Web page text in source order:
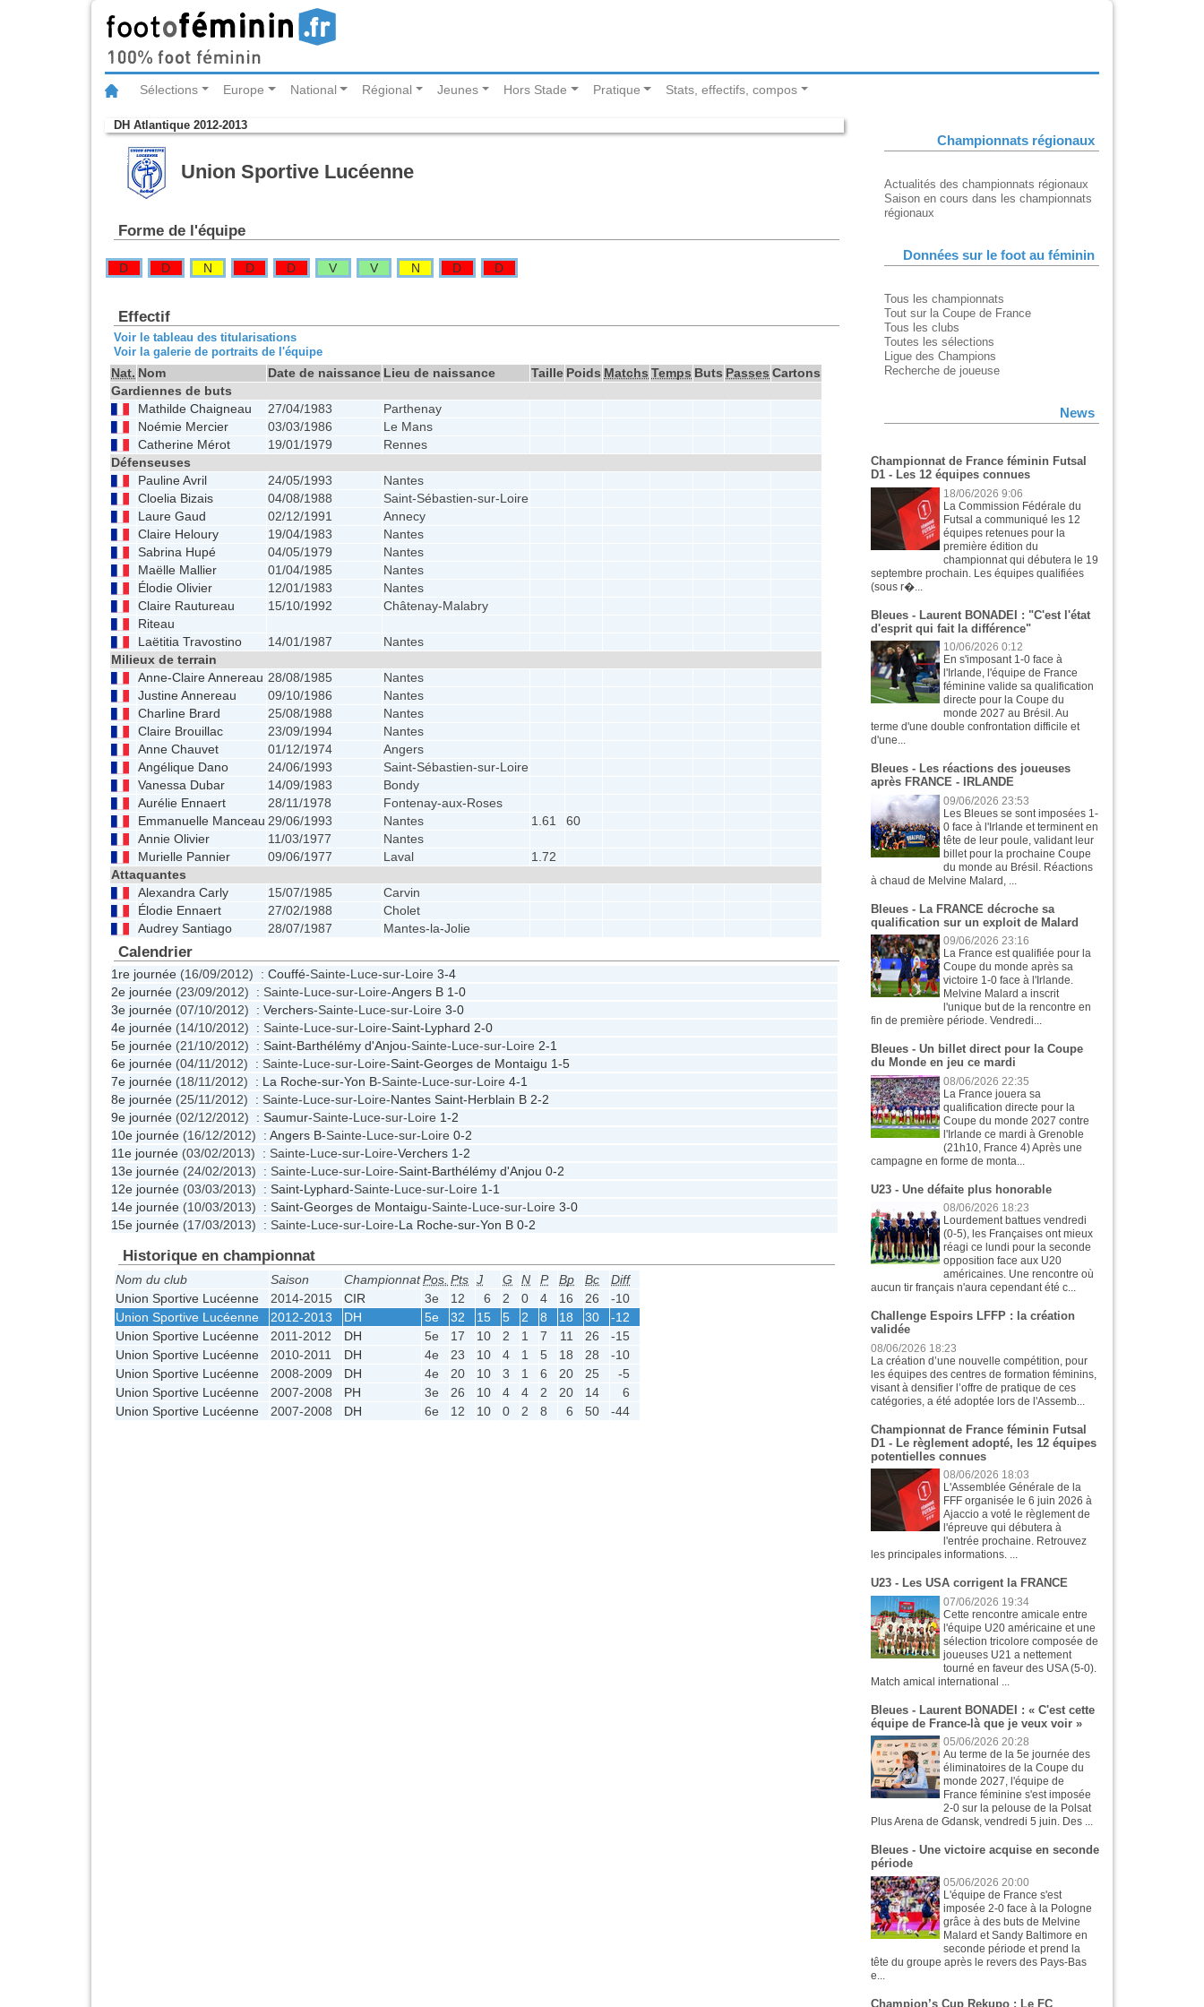
Sélections Europe National Régional Jeunes Hors Stade Pratique Stats, effectifs, compos
DH Atlantique 2012-2013
Union Sportive Lucéenne
Forme de l'équipe
D D N D D V V N D D
Effectif
Voir le tableau des titularisations
Voir la galerie de portraits de l'équipe
Nat. Nom Date de naissance Lieu de naissance Taille Poids Matchs Temps Buts Passes Cartons
Gardiennes de buts
Mathilde Chaigneau
27/04/1983
Parthenay
Noémie Mercier
03/03/1986
Le Mans
Catherine Mérot
19/01/1979
Rennes
Défenseuses
Pauline Avril
24/05/1993
Nantes
Cloelia Bizais
04/08/1988
Saint-Sébastien-sur-Loire
Laure Gaud
02/12/1991
Annecy
Claire Heloury
19/04/1983
Nantes
Sabrina Hupé
04/05/1979
Nantes
Maëlle Mallier
01/04/1985
Nantes
Élodie Olivier
12/01/1983
Nantes
Claire Rautureau
15/10/1992
Châtenay-Malabry
Riteau
Laëtitia Travostino
14/01/1987
Nantes
Milieux de terrain
Anne-Claire Annereau 28/08/1985
Nantes
Justine Annereau
09/10/1986
Nantes
Charline Brard
25/08/1988
Nantes
Claire Brouillac
23/09/1994
Nantes
Anne Chauvet
01/12/1974
Angers
Angélique Dano
24/06/1993
Saint-Sébastien-sur-Loire
Vanessa Dubar
14/09/1983
Bondy
Aurélie Ennaert
28/11/1978
Fontenay-aux-Roses
Emmanuelle Manceau 29/06/1993 Nantes 1.61
60
Annie Olivier
11/03/1977
Nantes
Murielle Pannier
09/06/1977 Laval
1.72
Attaquantes
Alexandra Carly
15/07/1985
Carvin
Élodie Ennaert
27/02/1988
Cholet
Audrey Santiago
28/07/1987 Mantes-la-Jolie
Calendrier
1re journée (16/09/2012) : Couffé-Sainte-Luce-sur-Loire 3-4
2e journée (23/09/2012) : Sainte-Luce-sur-Loire-Angers B 1-0
3e journée (07/10/2012) : Verchers-Sainte-Luce-sur-Loire 3-0
4e journée (14/10/2012) : Sainte-Luce-sur-Loire-Saint-Lyphard 2-0
5e journée (21/10/2012) : Saint-Barthélémy d'Anjou-Sainte-Luce-sur-Loire 2-1
6e journée (04/11/2012) : Sainte-Luce-sur-Loire-Saint-Georges de Montaigu 1-5
7e journée (18/11/2012) : La Roche-sur-Yon B-Sainte-Luce-sur-Loire 4-1
8e journée (25/11/2012) : Sainte-Luce-sur-Loire-Nantes Saint-Herblain B 2-2
9e journée (02/12/2012) : Saumur-Sainte-Luce-sur-Loire 1-2
10e journée (16/12/2012) : Angers B-Sainte-Luce-sur-Loire 0-2
11e journée (03/02/2013) : Sainte-Luce-sur-Loire-Verchers 1-2
13e journée (24/02/2013) : Sainte-Luce-sur-Loire-Saint-Barthélémy d'Anjou 0-2
12e journée (03/03/2013) : Saint-Lyphard-Sainte-Luce-sur-Loire 1-1
14e journée (10/03/2013) : Saint-Georges de Montaigu-Sainte-Luce-sur-Loire 3-0
15e journée (17/03/2013) : Sainte-Luce-sur-Loire-La Roche-sur-Yon B 0-2
Historique en championnat
Nom du club Saison ChampionnatPos. Pts J G N P Bp Bc
Diff
Union Sportive Lucéenne
2014-2015 CIR 3e 12 6 2 0 4 16 26
-10
Union Sportive Lucéenne
2012-2013 DH 5e 32 15 5 2 8 18 30
-12
Union Sportive Lucéenne
2011-2012 DH 5e 17 10 2 1 7 11 26
-15
Union Sportive Lucéenne
2010-2011 DH 4e 23 10 4 1 5 18 28
-10
Union Sportive Lucéenne
2008-2009 DH 4e 20 10 3 1 6 20 25
-5
Union Sportive Lucéenne
2007-2008 PH 3e 26 10 4 4 2 20 14
6
Union Sportive Lucéenne
2007-2008 DH 6e 12 10 0 2 8 6 50 -44
Championnats régionaux
Actualités des championnats régionaux
Saison en cours dans les championnats
régionaux
Données sur le foot au féminin
Tous les championnats
Tout sur la Coupe de France
Tous les clubs
Toutes les sélections
Ligue des Champions
Recherche de joueuse
News
Championnat de France féminin Futsal
D1 - Les 12 équipes connues
18/06/2026 9:06
La Commission Fédérale du
Futsal a communiqué les 12
équipes retenues pour la
première édition du
championnat qui débutera le 19
septembre prochain. Les équipes qualifiées
(sous r�...
Bleues - Laurent BONADEI : "C'est l'état
d'esprit qui fait la différence"
10/06/2026 0:12
En s'imposant 1-0 face à
l'Irlande, l'équipe de France
féminine valide sa qualification
directe pour la Coupe du
monde 2027 au Brésil. Au
terme d'une double confrontation difficile et
d'une...
Bleues - Les réactions des joueuses
après FRANCE - IRLANDE
09/06/2026 23:53
Les Bleues se sont imposées 1-
0 face à l'Irlande et terminent en
tête de leur poule, validant leur
billet pour la prochaine Coupe
du monde au Brésil. Réactions
à chaud de Melvine Malard, ...
Bleues - La FRANCE décroche sa
qualification sur un exploit de Malard
09/06/2026 23:16
La France est qualifiée pour la
Coupe du monde après sa
victoire 1-0 face à l'Irlande.
Melvine Malard a inscrit
l'unique but de la rencontre en
fin de première période. Vendredi...
Bleues - Un billet direct pour la Coupe
du Monde en jeu ce mardi
08/06/2026 22:35
La France jouera sa
qualification directe pour la
Coupe du monde 2027 contre
l'Irlande ce mardi à Grenoble
(21h10, France 4) Après une
campagne en forme de monta...
U23 - Une défaite plus honorable
08/06/2026 18:23
Lourdement battues vendredi
(0-5), les Françaises ont mieux
réagi ce lundi pour la seconde
opposition face aux U20
américaines. Une rencontre où
aucun tir français n'aura cependant été c...
Challenge Espoirs LFFP : la création
validée
08/06/2026 18:23
La création d’une nouvelle compétition, pour
les équipes des centres de formation féminins,
visant à densifier l’offre de pratique de ces
catégories, a été adoptée lors de l'Assemb...
Championnat de France féminin Futsal
D1 - Le règlement adopté, les 12 équipes
potentielles connues
08/06/2026 18:03
L'Assemblée Générale de la
FFF organisée le 6 juin 2026 à
Ajaccio a voté le règlement de
l'épreuve qui débutera à
l'entrée prochaine. Retrouvez
les principales informations. ...
U23 - Les USA corrigent la FRANCE
07/06/2026 19:34
Cette rencontre amicale entre
l'équipe U20 américaine et une
sélection tricolore composée de
joueuses U21 a nettement
tourné en faveur des USA (5-0).
Match amical international ...
Bleues - Laurent BONADEI : « C'est cette
équipe de France-là que je veux voir »
05/06/2026 20:28
Au terme de la 5e journée des
éliminatoires de la Coupe du
monde 2027, l'équipe de
France féminine s'est imposée
2-0 sur la pelouse de la Polsat
Plus Arena de Gdansk, vendredi 5 juin. Des ...
Bleues - Une victoire acquise en seconde
période
05/06/2026 20:00
L'équipe de France s'est
imposée 2-0 face à la Pologne
grâce à des buts de Melvine
Malard et Sandy Baltimore en
seconde période et prend la
tête du groupe après le revers des Pays-Bas
e...
Champion’s Cup Rekupo : Le FC